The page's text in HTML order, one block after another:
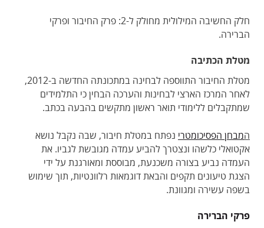
חלק החשיבה המילולית מחולק ל-2: פרק החיבור ופרקי
הברירה.
מטלת הכתיבה
מטלת החיבור התווספה לבחינה במתכונתה החדשה ב-2012,
לאחר המרכז הארצי לבחינות והערכה הבחין כי התלמידים
שמתקבלים ללימודי תואר ראשון מתקשים בהבעה בכתב.
המבחן הפסיכומטרי נפתח במטלת חיבור, שבה נקבל נושא
אקטואלי כלשהו ונצטרך להביע עמדה מגובשת לגביו. את
העמדה נביע בצורה משכנעת, מבוססת ומאורגנת על ידי
הצגת טיעונים תקפים והבאת דוגמאות רלוונטיות, תוך שימוש
בשפה עשירה ומגוונת.
פרקי הברירה